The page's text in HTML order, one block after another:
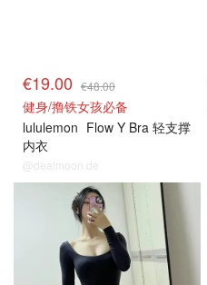
€19.00 €48.00
健身/撸铁女孩必备
lululemon Flow Y Bra 轻支撑
内衣
@dealmoon.de